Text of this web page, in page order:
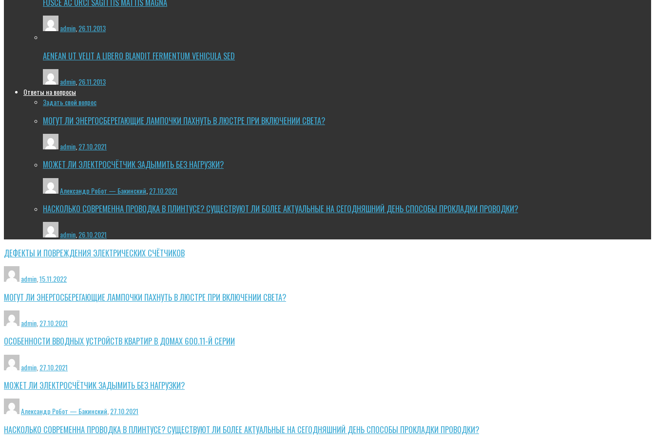
admin,26.11.2013
AENEAN UT VELIT A LIBERO BLANDIT FERMENTUM VEHICULA SED
admin 26.11.2013
Ответы на вопросы
Задать свой вопрос
МОГУТ ЛИ ЭНЕРГОСБЕРЕГАЮЩИЕ ЛАМПОЧКИ ПАХНУТЬ В ЛЮСТРЕ ПРИ ВКЛЮЧЕНИИ СВЕТА?
admin 27.10.2021
МОЖЕТ ЛИ ЭЛЕКТРОСЧЁТЧИК ЗАДЫМИТЬ БЕЗ НАГРУЗКИ?
Александр Робот — Бакинский 27.10.2021
НАСКОЛЬКО СОВРЕМЕННА ПРОВОДКА В ПЛИНТУСЕ? СУЩЕСТВУЮТ ЛИ БОЛЕЕ АКТУАЛЬНЫЕ НА СЕГОДНЯШНИЙ ДЕНЬ СПОСОБЫ ПРОКЛАДКИ ПРОВОДКИ?
admin,26.10.2021
ДЕФЕКТЫ И ПОВРЕЖДЕНИЯ ЭЛЕКТРИЧЕСКИХ СЧЁТЧИКОВ
admin 15.11.2022
МОГУТ ЛИ ЭНЕРГОСБЕРЕГАЮЩИЕ ЛАМПОЧКИ ПАХНУТЬ В ЛЮСТРЕ ПРИ ВКЛЮЧЕНИИ СВЕТА?
admin 27.10.2021
ОСОБЕННОСТИ ВВОДНЫХ УСТРОЙСТВ КВАРТИР В ДОМАХ 600.11-Й СЕРИИ
admin 27.10.2021
МОЖЕТ ЛИ ЭЛЕКТРОСЧЁТЧИК ЗАДЫМИТЬ БЕЗ НАГРУЗКИ?
Александр Робот — Бакинский,27.10.2021
НАСКОЛЬКО СОВРЕМЕННА ПРОВОДКА В ПЛИНТУСЕ? СУЩЕСТВУЮТ ЛИ БОЛЕЕ АКТУАЛЬНЫЕ НА СЕГОДНЯШНИЙ ДЕНЬ СПОСОБЫ ПРОКЛАДКИ ПРОВОДКИ?